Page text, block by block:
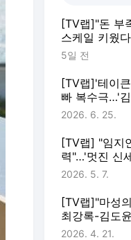
[TV랩]"돈 부
스케일 키웠
사2', 전용기
5일 전
[TV랩]'테이
빠 복수극…'
의 소지섭X최
2026. 6. 25.
[TV랩] "임지
력"…'멋진 신
녀와 악질 재
2026. 5. 7.
[TV랩]"마성
최강록-김도
운 '식포일러',
2026. 4. 21.